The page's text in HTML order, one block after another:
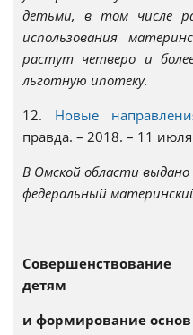
детьми, в том числе
использования
растут четверо и
льготную ипотеку.
12. Новые
правда. – 2018. – 11
В Омской области
федеральный
детям
и формирование основ